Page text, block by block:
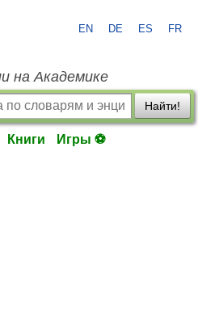
EN DE ES FR
на Академике
Найти!
Книги Игры ⚽